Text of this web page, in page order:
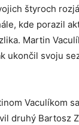
štyroch
kde porazil
Martin
ukončil svoju
Vaculíkom
druhý Bartosz